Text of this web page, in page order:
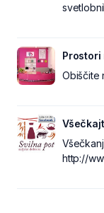
Prostori
Obiščite
http://